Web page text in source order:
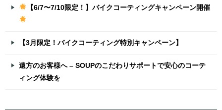
【6/7〜7/10限定！】バイクコーティングキャンペーン開催
【3月限定！バイクコーティング特別キャンペーン】
遠方のお客様へ – SOUPのこだわりサポートで安心のコーテ
ィング体験を